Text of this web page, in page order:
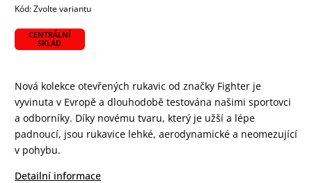
Kód:Zvolte variantu
CENTRÁLNÍ
SKLAD
Nová kolekce otevřených rukavic od značky Fighter je
vyvinuta v Evropě a dlouhodobě testována našimi sportovci
a odborníky. Díky novému tvaru, který je užší a lépe
padnoucí, jsou rukavice lehké, aerodynamické a neomezující
v pohybu.
Detailní informace